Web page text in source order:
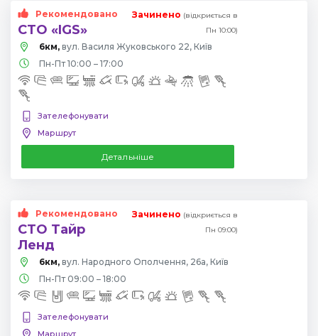
Рекомендовано
СТО «IGS»
Зачинено (відкриється в
Пн 10:00)
6км, вул. Василя Жуковського 22, Київ
Пн-Пт 10:00 – 17:00
Зателефонувати
Маршрут
Детальніше
Рекомендовано
СТО Тайр
Ленд
Зачинено (відкриється в
Пн 09:00)
6км, вул. Народного Ополчення, 26а, Київ
Пн-Пт 09:00 – 18:00
Зателефонувати
Маршрут